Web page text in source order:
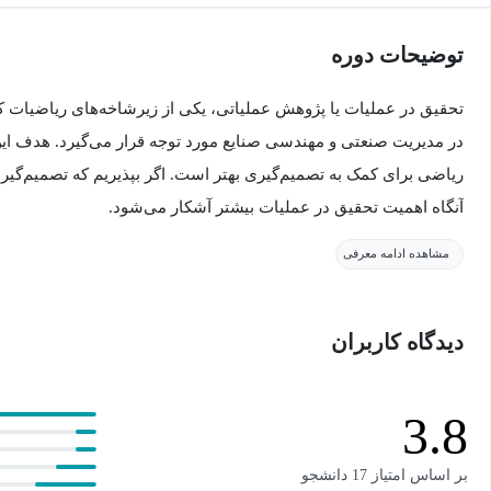
توضیحات دوره
تحقیق در عملیات یا پژوهش عملیاتی، یکی از زیرشاخه‌های ریاضیات
در مدیریت صنعتی و مهندسی صنایع مورد توجه قرار می‌گیرد. هدف
ریاضی برای کمک به تصمیم‌گیری بهتر است. اگر بپذیریم که
آنگاه اهمیت تحقیق در عملیات بیشتر آشکار می‌­شود.
در عملیات یافتن بهترین پاسخ برای مسائل پیچیده‌ای است که با
یابی، بازاریابی، مدیریت مالی و ... منجر می‌­شود.
مشاهده ادامه معرفی
دیدگاه کاربران
3.8
بر اساس امتیاز 17 دانشجو